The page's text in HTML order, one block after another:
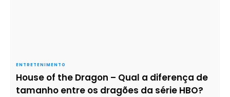
ENTRETENIMENTO
House of the Dragon – Qual a diferença de
tamanho entre os dragões da série HBO?